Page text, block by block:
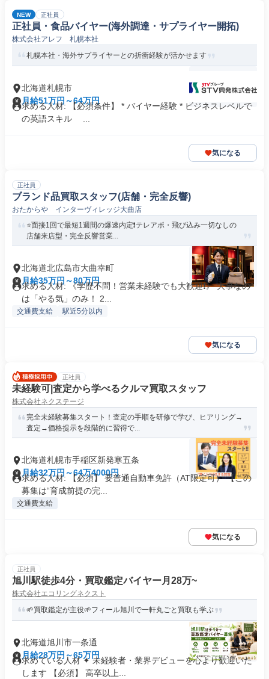
NEW 正社員
正社員・食品バイヤー(海外調達・サプライヤー開拓)
株式会社アレフ 札幌本社
札幌本社・海外サプライヤーとの折衝経験が活かせます
北海道札幌市
月給51万円～64万円
求める人材: 【必須条件】 * バイヤー経験 * ビジネスレベルで
の英語スキル ...
気になる
正社員
ブランド品買取スタッフ(店舗・完全反響)
おたからや インターヴィレッジ大曲店
⭐️面接1回で最短1週間の爆速内定❗️テレアポ・飛び込み一切なしの
店舗来店型・完全反響営業...
北海道北広島市大曲幸町
月給35万円～80万円
求める人材: 《学歴不問！営業未経験でも大歓迎❗️》 大事なの
は「やる気」のみ！ 2...
交通費支給 駅近5分以内
気になる
正社員
未経験可|査定から学べるクルマ買取スタッフ
株式会社ネクステージ
完全未経験募集スタート！査定の手順を研修で学び、ヒアリング→
査定→価格提示を段階的に習得で...
北海道札幌市手稲区新発寒五条
月給32万円～64万4000円
求める人材: 【必須】 要普通自動車免許（AT限定可） 【この
募集は“育成前提の完...
交通費支給
気になる
正社員
旭川駅徒歩4分・買取鑑定バイヤー月28万~
株式会社エコリングネクスト
🌱買取鑑定が主役🌱フィール旭川で一軒丸ごと買取も学ぶ
北海道旭川市一条通
月給28万円～65万円
求めている人材 ✦ 未経験者・業界デビューを心より歓迎いた
します 【必須】 高卒以上...